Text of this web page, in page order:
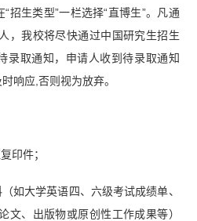
招生类型”一栏选择“直博生”。凡通
，我校将尽快通过中国研究生招生
录取通知，申请人收到待录取通知
响应,否则视为放弃。
印件；
如大学英语四、六级考试成绩单、
文、出版物或原创性工作成果等）